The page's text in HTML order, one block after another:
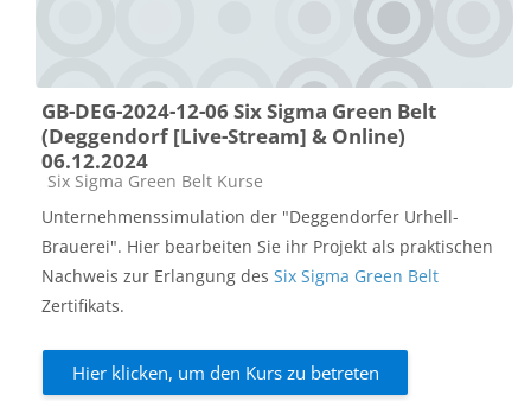
GB-DEG-2024-12-06 Six Sigma Green Belt
(Deggendorf [Live-Stream] & Online)
06.12.2024
Kursbereich
Six Sigma Green Belt Kurse
Unternehmenssimulation der "Deggendorfer Urhell-
Brauerei". Hier bearbeiten Sie ihr Projekt als praktischen
Nachweis zur Erlangung des Six Sigma Green Belt
Zertifikats.
Hier klicken, um den Kurs zu betreten